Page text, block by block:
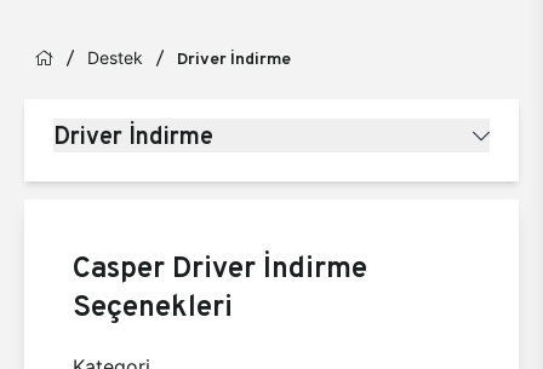
Destek Driver İndirme
Driver İndirme
Casper Driver İndirme
Seçenekleri